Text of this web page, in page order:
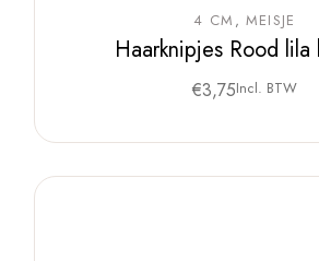
4 CM MEISJE
Haarknipjes Rood lila
€3,75Incl. BTW